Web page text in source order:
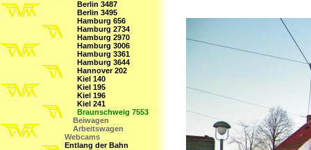
Berlin 3487
Berlin 3495
Hamburg 656
Hamburg 2734
Hamburg 2970
Hamburg 3006
Hamburg 3361
Hamburg 3644
Hannover 202
Kiel 140
Kiel 195
Kiel 196
Kiel 241
Braunschweig 7553
Beiwagen
Arbeitswagen
Webcams
Entlang der Bahn